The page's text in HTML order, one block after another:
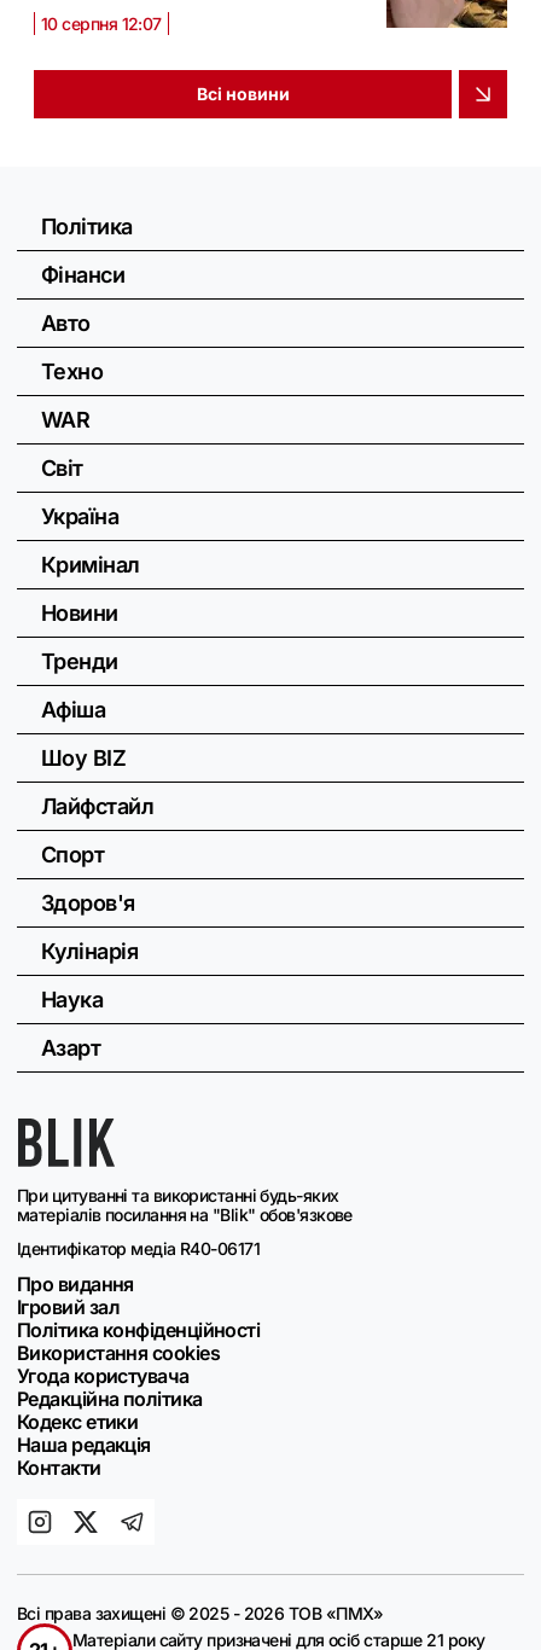
10 серпня 12:07
Всі новини
При цитуванні та використанні будь-яких
матеріалів посилання на "Blik" обов'язкове
Ідентифікатор медіа R40-06171
Про видання
Ігровий зал
Політика конфіденційності
Використання cookies
Угода користувача
Редакційна політика
Кодекс етики
Наша редакція
Контакти
Політика
Фінанси
Авто
Техно
WAR
Світ
Україна
Кримінал
Новини
Тренди
Афіша
Шоу BIZ
Лайфстайл
Спорт
Здоров'я
Кулінарія
Наука
Азарт
Всі права захищені © 2025 - 2026 ТОВ «ПМХ»
Матеріали сайту призначені для осіб старше 21 року